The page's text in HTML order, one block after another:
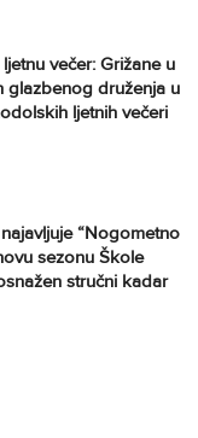
večer: Grižane u
glazbenog druženja u
ljetnih večeri
“Nogometno
sezonu Škole
stručni kadar